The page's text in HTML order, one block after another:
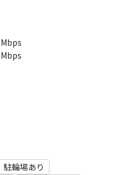
Mbps
Mbps
駐輪場あり